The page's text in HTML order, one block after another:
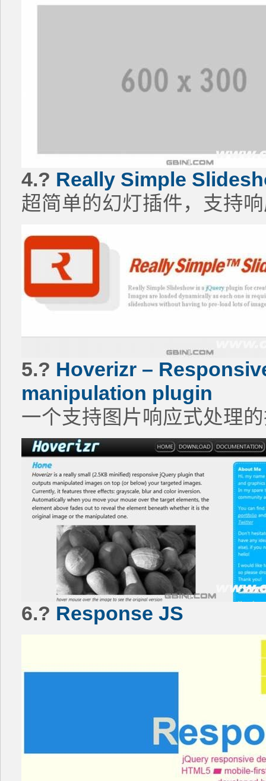
4.? Really Simple
超简单的幻灯插件，支持
5.? Hoverizr –
manipulation plugin
一个支持图片响应式处理
6.? Response JS